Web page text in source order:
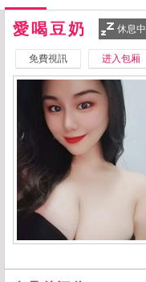
愛喝豆奶 休息中
免費視訊 进入包厢